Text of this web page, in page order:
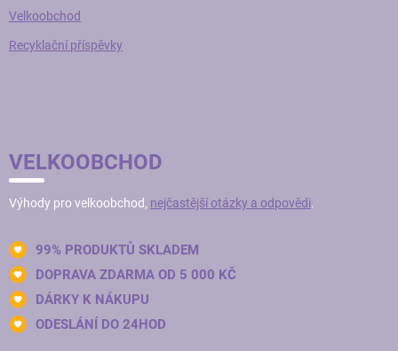
Velkoobchod
Recyklační příspěvky
VELKOOBCHOD
Výhody pro velkoobchod, nejčastější otázky a odpovědi.
99% PRODUKTŮ SKLADEM
DOPRAVA ZDARMA OD 5 000 KČ
DÁRKY K NÁKUPU
ODESLÁNÍ DO 24HOD